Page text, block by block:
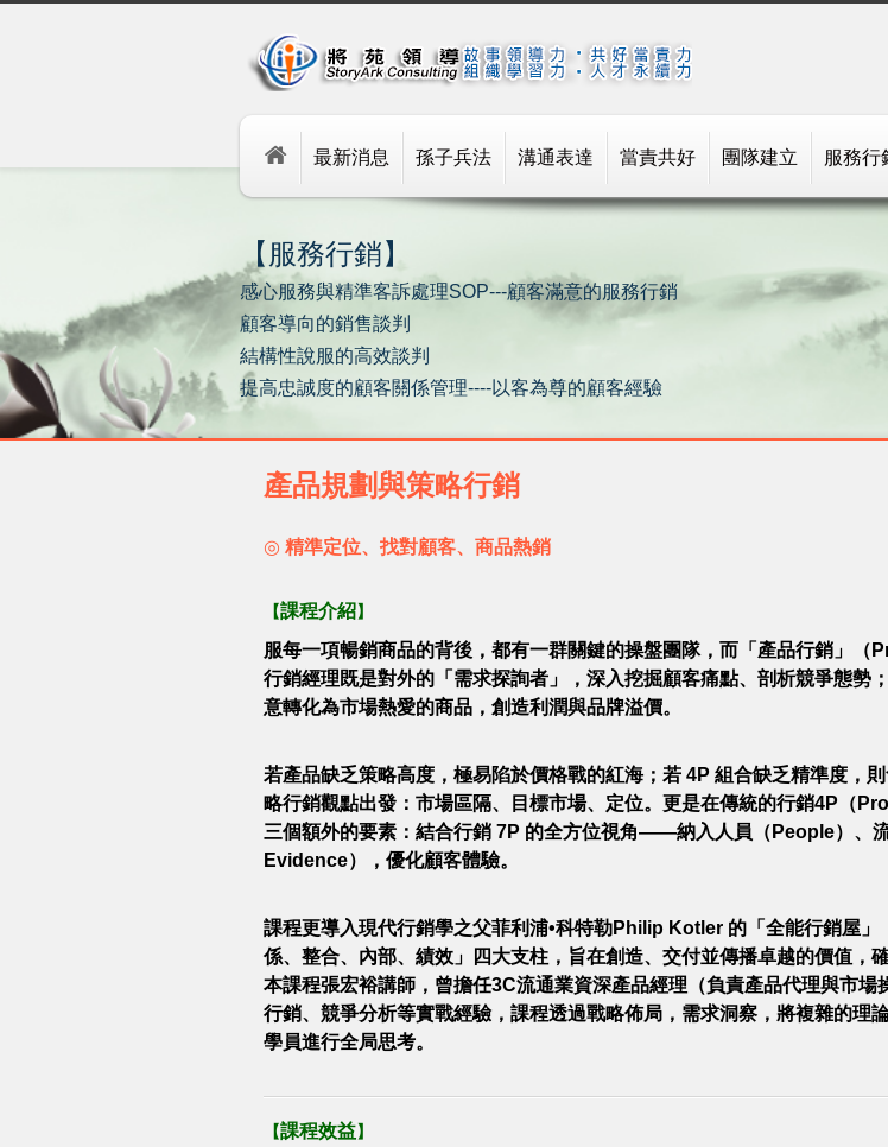
最新消息 孫子兵法 溝通表達 當責共好 團隊建立 服務行
【服務行銷】
感心服務與精準客訴處理SOP---顧客滿意的服務行銷
顧客導向的銷售談判
結構性說服的高效談判
提高忠誠度的顧客關係管理----以客為尊的顧客經驗
產品規劃與策略行銷
◎ 精準定位、找對顧客、商品熱銷
【課程介紹】
服每一項暢銷商品的背後，都有一群關鍵的操盤團隊，而「產品行銷」
行銷經理既是對外的「需求探詢者」，深入挖掘顧客痛點、剖析競爭態勢
意轉化為市場熱愛的商品，創造利潤與品牌溢價。
若產品缺乏策略高度，極易陷於價格戰的紅海；若 4P 組合缺乏精準度，
略行銷觀點出發：市場區隔、目標市場、定位。更是在傳統的行銷4P（
三個額外的要素：結合行銷 7P 的全方位視角——納入人員（People）、
Evidence），優化顧客體驗。
課程更導入現代行銷學之父菲利浦•科特勒Philip Kotler 的「全能行銷屋
係、整合、內部、績效」四大支柱，旨在創造、交付並傳播卓越的價值，
本課程張宏裕講師，曾擔任3C流通業資深產品經理（負責產品代理與市
行銷、競爭分析等實戰經驗，課程透過戰略佈局，需求洞察，將複雜的理
學員進行全局思考。
【課程效益】